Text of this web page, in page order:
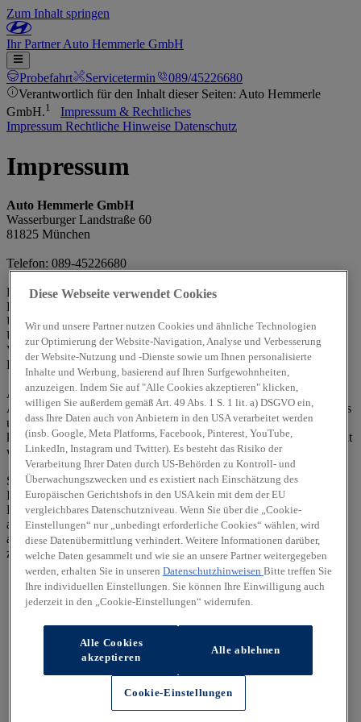
Zum Inhalt springen
IhrPartnerAuto Hemmerle GmbH
Probefahrt Servicetermin
089/45226680
Verantwortlich für den Inhalt dieser Seiten: Auto Hemmerle
GmbH.1
Impressum & Rechtliches
Impressum Rechtliche Hinweise Datenschutz
Impressum
Auto Hemmerle GmbH
Wasserburger Landstraße 60
81825 München
Telefon: 089-45226680
Handelsregisternr.: HRB 74992
Handelsregister und Registergericht: Amtsgericht München
Umsatzsteueridentifikationsnummer (gemäß §27a
Umsatzsteuergesetz): DE 129292440
Vertretungsberechtigte(r): Bernhard Hemmerle
E-Mail:info@autohemmerle.de
Alle Rechte vorbehalten. Texte, Bilder, Grafiken, Sound,
Animationen und Videos unterliegen dem Schutz des Urheberrechts
und anderer Schutzgesetze. Der Inhalt dieser Website darf nicht zu
kommerziellen Zwecken verbreitet oder Dritten zugänglich gemacht
werden. Irrtümer und Änderungen vorbehalten.
Sollten wir auf diesen Seiten Verknüpfungen zu anderen Seiten im
Internet angelegt haben, so haben wir auf sämtliche Links keinerlei
Einfluss. Deshalb distanzieren wir uns hiermit ausdrücklich von
allen Inhalten der verknüpften Seiten. Diese Erklärung gilt für alle
auf dieser Seite ausgebrachten Links und für alle Inhalte der Seiten,
zu denen ggf. Banner führen.
Diese Webseite verwendet Cookies
Wir und unsere Partner nutzen Cookies und ähnliche Technologien
zur Optimierung der Website-Navigation, Analyse und Verbesserung
der Website-Nutzung und -Dienste sowie um Ihnen personalisierte
Inhalte und Werbung, basierend auf Ihren Surfgewohnheiten,
anzuzeigen. Indem Sie auf "Alle Cookies akzeptieren" klicken,
willigen Sie außerdem gemäß Art. 49 Abs. 1 S. 1 lit. a) DSGVO ein,
dass Ihre Daten auch von Anbietern in den USA verarbeitet werden
(insb. Google, Meta Platforms, Facebook, Pinterest, YouTube,
LinkedIn, Instagram und Twitter). Es besteht das Risiko der
Verarbeitung Ihrer Daten durch US-Behörden zu Kontroll- und
Überwachungszwecken und es existiert nach Einschätzung des
Europäischen Gerichtshofs in den USA kein mit dem der EU
vergleichbares Datenschutzniveau. Wenn Sie über die „Cookie-
Einstellungen“ nur „unbedingt erforderliche Cookies“ wählen, wird
diese Datenübermittlung verhindert. Weitere Informationen darüber,
welche Daten gesammelt und wie sie an unsere Partner weitergegeben
werden, erhalten Sie in unseren Datenschutzhinweisen Bitte treffen Sie
Ihre individuellen Einstellungen. Sie können Ihre Einwilligung auch
jederzeit in den „Cookie-Einstellungen“ widerrufen.
Alle Cookies
akzeptieren
Alle ablehnen
Cookie-Einstellungen